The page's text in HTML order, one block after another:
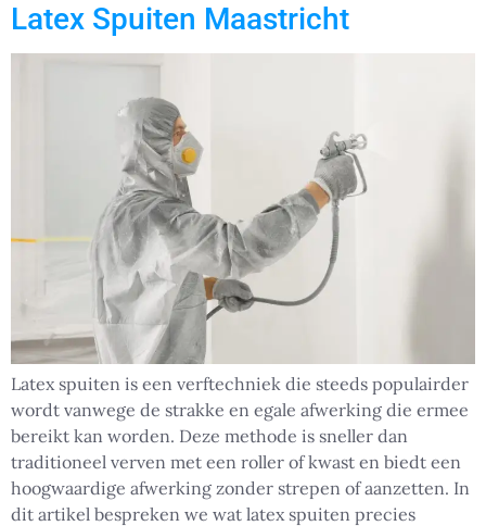
Latex Spuiten Maastricht
Latex spuiten is een verftechniek die steeds populairder
wordt vanwege de strakke en egale afwerking die ermee
bereikt kan worden. Deze methode is sneller dan
traditioneel verven met een roller of kwast en biedt een
hoogwaardige afwerking zonder strepen of aanzetten. In
dit artikel bespreken we wat latex spuiten precies